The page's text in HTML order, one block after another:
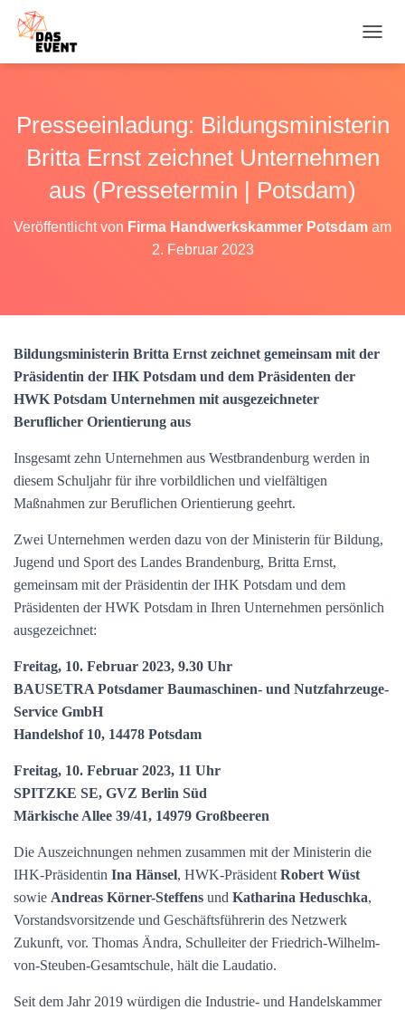
A
G
A
M
E
Presseeinladung: Bildungsministerin
Britta Ernst zeichnet Unternehmen
aus (Pressetermin | Potsdam)
Veröffentlicht von Firma Handwerkskammer Potsdam am
2. Februar 2023
Bildungsministerin Britta Ernst zeichnet gemeinsam mit der
Präsidentin der IHK Potsdam und dem Präsidenten der
HWK Potsdam Unternehmen mit ausgezeichneter
Beruflicher Orientierung aus
Insgesamt zehn Unternehmen aus Westbrandenburg werden in
diesem Schuljahr für ihre vorbildlichen und vielfältigen
Maßnahmen zur Beruflichen Orientierung geehrt.
Zwei Unternehmen werden dazu von der Ministerin für Bildung,
Jugend und Sport des Landes Brandenburg, Britta Ernst,
gemeinsam mit der Präsidentin der IHK Potsdam und dem
Präsidenten der HWK Potsdam in Ihren Unternehmen persönlich
ausgezeichnet:
Freitag, 10. Februar 2023, 9.30 Uhr
BAUSETRA Potsdamer Baumaschinen- und Nutzfahrzeuge-
Service GmbH
Handelshof 10, 14478 Potsdam
Freitag, 10. Februar 2023, 11 Uhr
SPITZKE SE, GVZ Berlin Süd
Märkische Allee 39/41, 14979 Großbeeren
Die Auszeichnungen nehmen zusammen mit der Ministerin die
IHK-Präsidentin Ina Hänsel, HWK-Präsident Robert Wüst
sowie Andreas Körner-Steffens und Katharina Heduschka,
Vorstandsvorsitzende und Geschäftsführerin des Netzwerk
Zukunft, vor. Thomas Ändra, Schulleiter der Friedrich-Wilhelm-
von-Steuben-Gesamtschule, hält die Laudatio.
Seit dem Jahr 2019 würdigen die Industrie- und Handelskammer